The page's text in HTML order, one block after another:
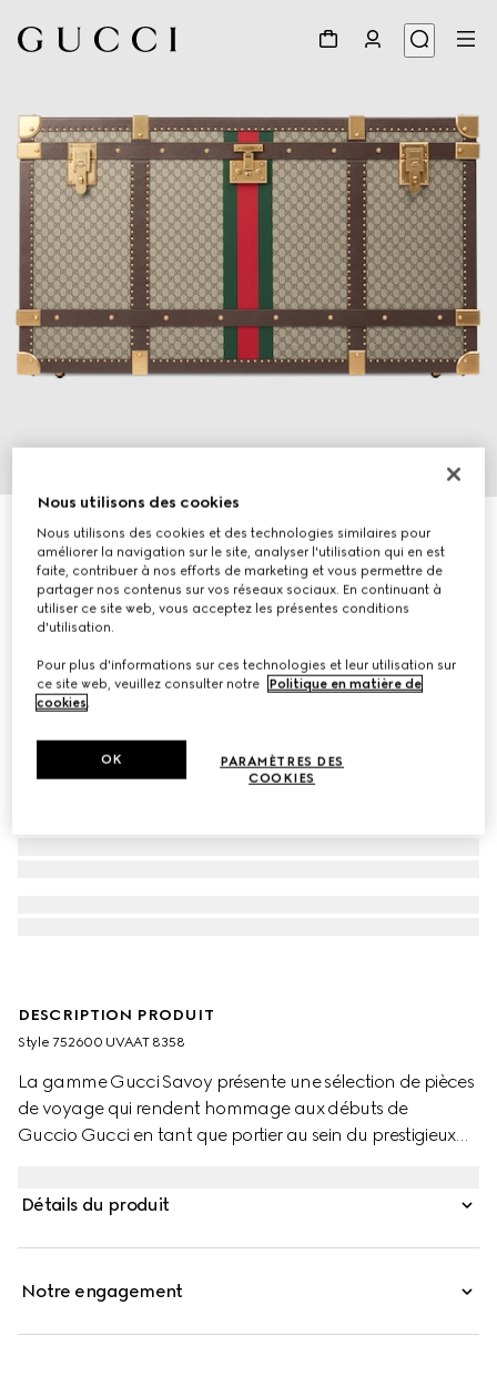
Malle Gucci Savoy
€ 46.000
DESCRIPTION PRODUIT
Style ‎752600 UVAAT 8358
La gamme Gucci Savoy présente une sélection de pièces
de voyage qui rendent hommage aux débuts de
Guccio Gucci en tant que portier au sein du prestigieux
indémodables, cette malle rigide est ornée de la toile GG
Gucci.
Détails du produit
Notre engagement
Nous utilisons des cookies
Nous utilisons des cookies et des technologies similaires pour
améliorer la navigation sur le site, analyser l'utilisation qui en est
faite, contribuer à nos efforts de marketing et vous permettre de
partager nos contenus sur vos réseaux sociaux. En continuant à
utiliser ce site web, vous acceptez les présentes conditions
d'utilisation.
Pour plus d'informations sur ces technologies et leur utilisation sur
ce site web, veuillez consulter notre
Politique en matière de
cookies.
PARAMÈTRES DES
COOKIES
OK